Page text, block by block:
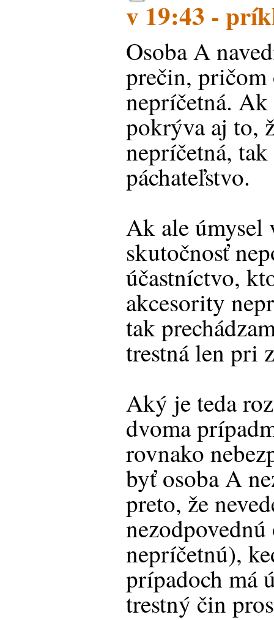
v 19:43 -
Osoba A
prečin, pričom
nepríčetná.
pokrýva aj to,
nepríčetná,
páchateľstvo.
Ak ale úmysel
skutočnosť
účastníctvo,
akcesority
tak
trestná len pri
Aký je teda
dvoma
rovnako
byť osoba A
preto, že
nepríčetnú),
prípadoch má
trestný čin